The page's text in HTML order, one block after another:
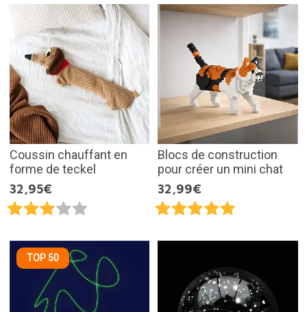
Coussin chauffant en
forme de teckel
32,95€
Blocs de construction
pour créer un mini chat
32,99€
TOP 50